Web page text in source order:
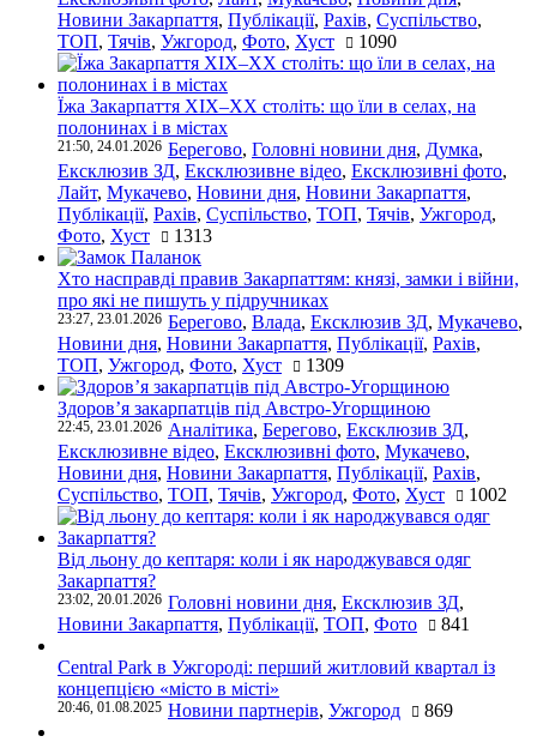
Новини Закарпаття, Публікації, Рахів, Суспільство,
ТОП, Тячів, Ужгород, Фото, Хуст 1090
Їжа Закарпаття ХІХ–ХХ століть: що їли в селах, на
полонинах і в містах
21:50, 24.01.2026 Берегово, Головні новини дня, Думка,
Ексклюзив ЗД, Ексклюзивне відео, Ексклюзивні фото,
Лайт, Мукачево, Новини дня, Новини Закарпаття,
Публікації, Рахів, Суспільство, ТОП, Тячів, Ужгород,
Фото, Хуст 1313
Хто насправді правив Закарпаттям: князі, замки і війни,
про які не пишуть у підручниках
23:27, 23.01.2026 Берегово, Влада, Ексклюзив ЗД, Мукачево,
Новини дня, Новини Закарпаття, Публікації, Рахів,
ТОП, Ужгород, Фото, Хуст 1309
Здоров’я закарпатців під Австро-Угорщиною
22:45, 23.01.2026 Аналітика, Берегово, Ексклюзив ЗД,
Ексклюзивне відео, Ексклюзивні фото, Мукачево,
Новини дня, Новини Закарпаття, Публікації, Рахів,
Суспільство, ТОП, Тячів, Ужгород, Фото, Хуст 1002
Від льону до кептаря: коли і як народжувався одяг
Закарпаття?
23:02, 20.01.2026 Головні новини дня, Ексклюзив ЗД,
Новини Закарпаття, Публікації, ТОП, Фото 841
Central Park в Ужгороді: перший житловий квартал із
концепцією «місто в місті»
20:46, 01.08.2025 Новини партнерів, Ужгород 869